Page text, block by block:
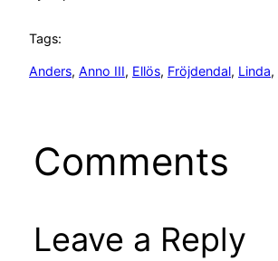
Tags:
Anders, Anno III, Ellös, Fröjdendal, Linda,
Comments
Leave a Reply